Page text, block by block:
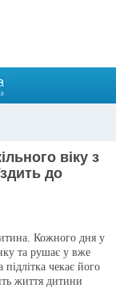
віку з
до
Кожного дня у
та рушає у вже
чекає його
життя дитини